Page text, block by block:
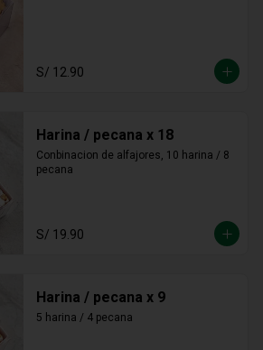
S/ 12.90
Harina / pecana x 18
Conbinacion de alfajores, 10 harina / 8
pecana
S/ 19.90
Harina / pecana x 9
5 harina / 4 pecana